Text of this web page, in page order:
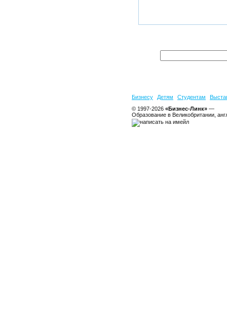
Бизнесу Детям Студентам
© 1997-2026 «Бизнес-Линк» —
Образование в Великобритании,